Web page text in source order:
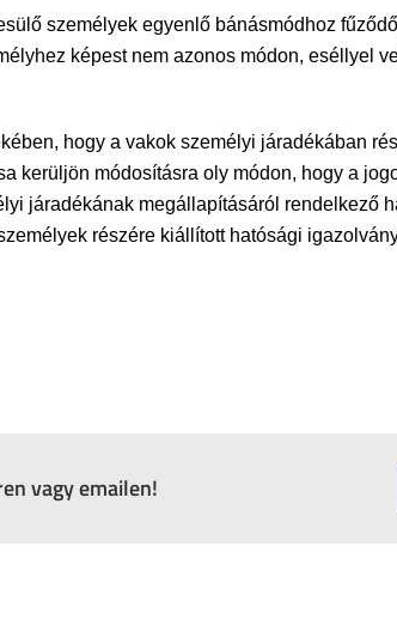
személyek egyenlő bánásmódhoz
képest nem azonos módon, eséllyel
hogy a vakok személyi járadékában
kerüljön módosításra oly módon, hogy a
járadékának megállapításáról rendelkező
részére kiállított hatósági
vagy emailen!